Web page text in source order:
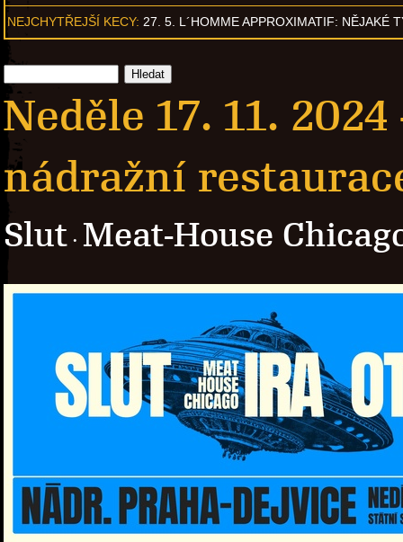
NEJCHYTŘEJŠÍ KECY: 27. 5. L´HOMME APPROXIMATIF: NĚJAKÉ
Neděle 17. 11.
nádražní
Slut · Meat-House